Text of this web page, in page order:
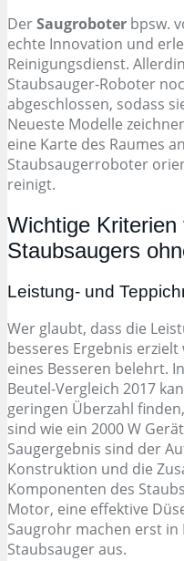
DerSaugroboter bpsw.
echte Innovation und
Reinigungsdienst.
Staubsauger-Roboter
abgeschlossen, sodass
Neueste Modelle
eine Karte des Raumes
Staubsaugerroboter
reinigt.
Wichtige
Staubsaugers
Leistung- und
Wer glaubt, dass die
besseres Ergebnis
eines Besseren belehrt.
Beutel-Vergleich 2017
geringen Überzahl
sind wie ein 2000 W
Saugergebnis sind der
Konstruktion und die
Komponenten des
Motor, eine effektive
Saugrohr machen erst
Staubsauger aus.